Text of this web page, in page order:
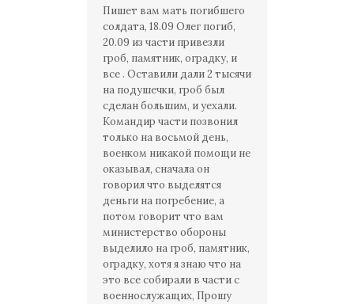
Пишет вам мать погибшего
солдата, 18.09 Олег погиб,
20.09 из части привезли
гроб, памятник, оградку, и
все . Оставили дали 2 тысячи
на подушечки, гроб был
сделан большим, и уехали.
Командир части позвонил
только на восьмой день,
военком никакой помощи не
оказывал, сначала он
говорил что выделятся
деньги на погребение, а
потом говорит что вам
министерство обороны
выделило на гроб, памятник,
оградку, хотя я знаю что на
это все собирали в части с
военнослужащих, Прошу